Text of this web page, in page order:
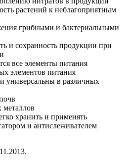
растений к неблагоприятным
грибными и бактериальными
и сохранность продукции при
все элементы питания
элементов питания
универсальны в различных
металлов
хранить и применять
и антислеживателем